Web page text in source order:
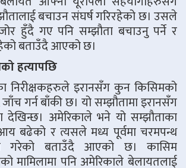
बचाउन संघर्ष गरिरहेको छ। उसले
हुँदै गए पनि सम्झौता बचाउनु पर्ने र
बताउँदै आएको छ।
हत्यापछि
निरीक्षकहरुले इरानसँग कुन किसिमको
गर्न बाँकी छ। यो सम्झौतामा इरानसँग
अमेरिकाले भने यो सम्झौताका
बढेको र त्यसले मध्य पूर्वमा चरमपन्थ
गरेको बताउँदै आएको छ। कासिम
मामिलामा पनि अमेरिकाले बेलायतलाई